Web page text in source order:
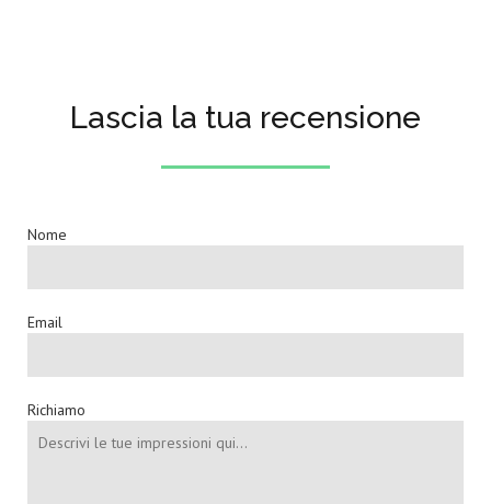
Lascia la tua recensione
Nome
Email
Richiamo